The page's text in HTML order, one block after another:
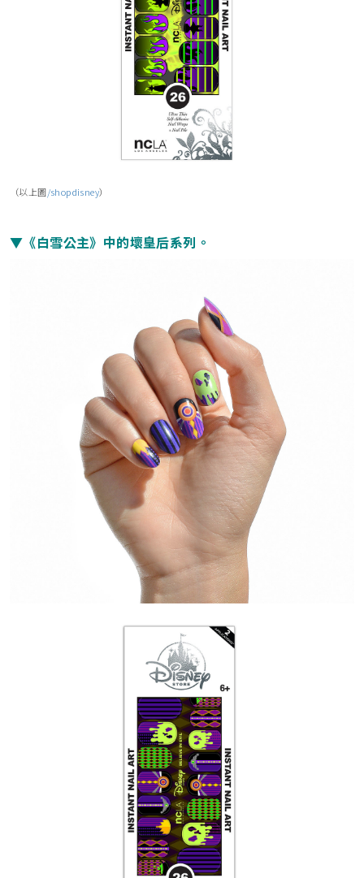
（以上圖/shopdisney）
▼《白雪公主》中的壞皇后系列。